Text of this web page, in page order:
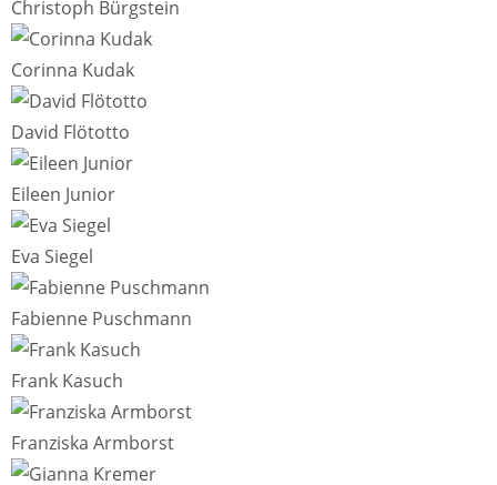
Christoph Bürgstein
Corinna Kudak
David Flötotto
Eileen Junior
Eva Siegel
Fabienne Puschmann
Frank Kasuch
Franziska Armborst